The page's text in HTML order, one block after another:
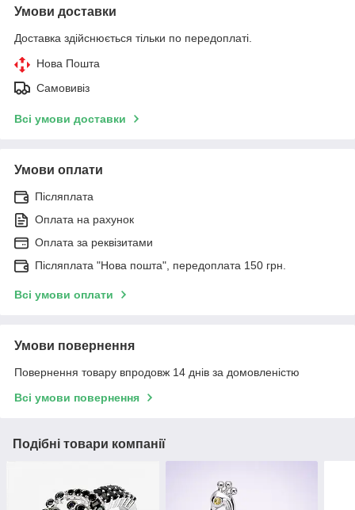
Умови доставки
Доставка здійснюється тільки по передоплаті.
Нова Пошта
Самовивіз
Всі умови доставки
Умови оплати
Післяплата
Оплата на рахунок
Оплата за реквізитами
Післяплата "Нова пошта", передоплата 150 грн.
Всі умови оплати
Умови повернення
Повернення товару впродовж 14 днів за домовленістю
Всі умови повернення
Подібні товари компанії